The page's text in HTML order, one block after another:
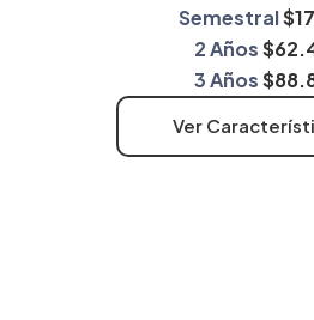
Semestral
2 Años
3 Años
Ver